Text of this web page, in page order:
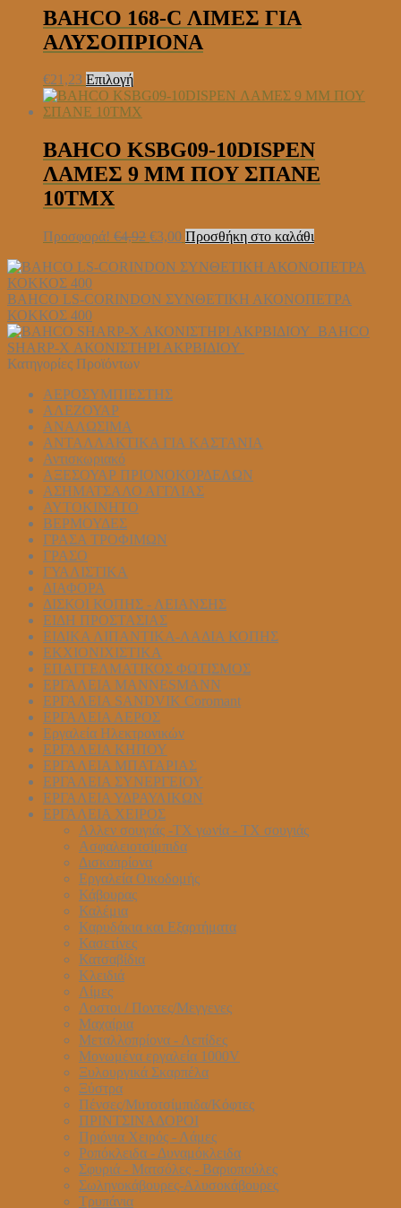
through
€3,50
έχει
πολλαπλές
παραλλαγές.
μπορούν
στη
σελίδα
του
προϊόντος
BAHCO 168-C ΛΙΜΕΣ ΓΙΑ
ΑΛΥΣΟΠΡΙΟΝΑ
€21,23 ΕπιλογήΑυτό
το
προϊόν
πολλαπλές
παραλλαγές.
Οι
επιλεγούν
σελίδα
προϊόντος
BAHCO KSBG09-10DISPEN
ΛΑΜΕΣ 9 MM ΠΟΥ ΣΠΑΝΕ
10ΤΜΧ
Προσφορά! €4,92 Original
was:
€3,00Η
τιμή
€3,00.
Προσθήκη στο καλάθι
BAHCO LS-CORINDON ΣΥΝΘΕΤΙΚΗ ΑΚΟΝΟΠΕΤΡΑ
ΚΟΚΚΟΣ 400
BAHCO
SHARP-X ΑΚΟΝΙΣΤΗΡΙ ΑΚΡΒΙΔΙΟΥ
Κατηγορίες Προϊόντων
ΑΕΡΟΣΥΜΠΙΕΣΤΗΣ
ΑΛΕΖΟΥΑΡ
ΑΝΑΛΩΣΙΜΑ
ΑΝΤΑΛΛΑΚΤΙΚΑ ΓΙΑ ΚΑΣΤΑΝΙΑ
Αντισκωριακό
ΑΞΕΣΟΥΑΡ ΠΡΙΟΝΟΚΟΡΔΕΛΩΝ
ΑΣΗΜΑΤΣΑΛΟ ΑΓΓΛΙΑΣ
ΑΥΤΟΚΙΝΗΤΟ
ΒΕΡΜΟΥΔΕΣ
ΓΡΑΣΑ ΤΡΟΦΙΜΩΝ
ΓΡΑΣΟ
ΓΥΑΛΙΣΤΙΚΑ
ΔΙΑΦΟΡΑ
ΔΙΣΚΟΙ ΚΟΠΗΣ - ΛΕΙΑΝΣΗΣ
ΕΙΔΗ ΠΡΟΣΤΑΣΙΑΣ
ΕΙΔΙΚΑ ΛΙΠΑΝΤΙΚΑ-ΛΑΔΙΑ ΚΟΠΗΣ
ΕΚΧΙΟΝΙΧΙΣΤΙΚΑ
ΕΠΑΓΓΕΛΜΑΤΙΚΟΣ ΦΩΤΙΣΜΟΣ
ΕΡΓΑΛΕΙΑ MANNESMANN
ΕΡΓΑΛΕΙΑ SANDVIK Coromant
ΕΡΓΑΛΕΙΑ ΑΕΡΟΣ
Εργαλεία Ηλεκτρονικών
ΕΡΓΑΛΕΙΑ ΚΗΠΟΥ
ΕΡΓΑΛΕΙΑ ΜΠΑΤΑΡΙΑΣ
ΕΡΓΑΛΕΙΑ ΣΥΝΕΡΓΕΙΟΥ
ΕΡΓΑΛΕΙΑ ΥΔΡΑΥΛΙΚΩΝ
ΕΡΓΑΛΕΙΑ ΧΕΙΡΟΣ
Αλλεν σουγιάς -ΤΧ γωνία - ΤΧ σουγιάς
Ασφαλειοτσίμπιδα
Δισκοπρίονα
Εργαλεία Οικοδομής
Κάβουρας
Καλέμια
Καρυδάκια και Εξαρτήματα
Κασετίνες
Κατσαβίδια
Κλειδιά
Λίμες
Λοστοι / Ποντες/Μεγγενες
Μαχαίρια
Μεταλλοπρίονα - Λεπίδες
Μονωμένα εργαλεία 1000V
Ξυλουργικά Σκαρπέλα
Ξύστρα
Πένσες/Μυτοτσίμπιδα/Κόφτες
ΠΡΙΝΤΣΙΝΑΔΟΡΟΙ
Πριόνια Χειρός - Λάμες
Ροπόκλειδα - Δυναμόκλειδα
Σφυριά - Ματσόλες - Βαριοπούλες
Σωληνοκάβουρες-Αλυσοκάβουρες
Τρυπάνια